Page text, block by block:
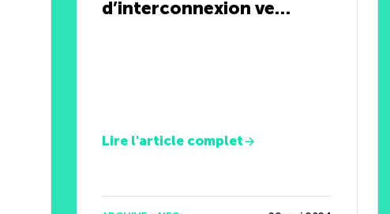
d’interconnexion vers
Lire l'article complet